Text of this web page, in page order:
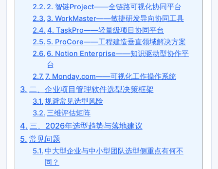
2. 智链Project——全链路可视化协同平台
3. WorkMaster——敏捷研发导向协同工具
4. TaskPro——轻量级项目协同平台
5. ProCore——工程建造垂直领域解决方案
6. Notion Enterprise——知识驱动型协作平
台
7. Monday.com——可视化工作操作系统
二、企业项目管理软件选型决策框架
规避常见选型风险
三维评估矩阵
三、2026年选型趋势与落地建议
常见问题
中大型企业与中小型团队选型侧重点有何不
同？